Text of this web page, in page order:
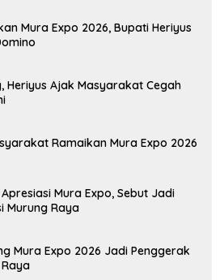
Mura Expo 2026, Bupati Heriyus
Heriyus Ajak Masyarakat Cegah
Ramaikan Mura Expo 2026
Mura Expo, Sebut Jadi
Murung Raya
Mura Expo 2026 Jadi Penggerak
Raya